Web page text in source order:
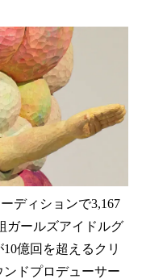
ディションで3,167
ガールズアイドルグ
億回を超えるクリ
ンドプロデューサー